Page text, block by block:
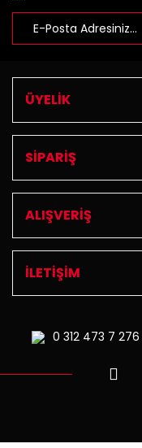
ÜYELİK
SİPARİŞ
ALIŞVERİŞ
İLETİŞİM
0 312473 7 276